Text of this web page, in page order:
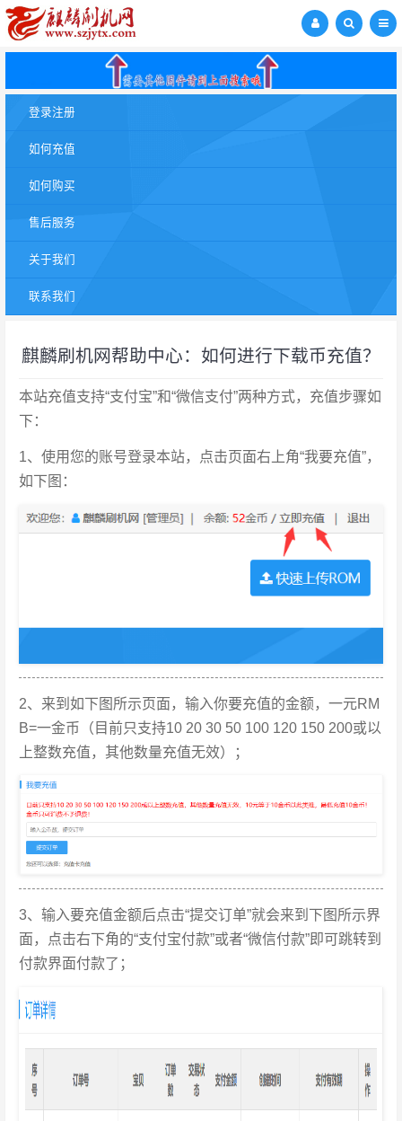
登录注册
如何充值
如何购买
售后服务
关于我们
联系我们
麒麟刷机网帮助中心：如何进行下载币充值？
本站充值支持“支付宝”和“微信支付”两种方式，充值步骤如
下：
1、使用您的账号登录本站，点击页面右上角“我要充值”，
如下图：
2、来到如下图所示页面，输入你要充值的金额，一元RM
B=一金币（目前只支持10 20 30 50 100 120 150 200或以
上整数充值，其他数量充值无效）；
3、输入要充值金额后点击“提交订单”就会来到下图所示界
面，点击右下角的“支付宝付款”或者“微信付款”即可跳转到
付款界面付款了；